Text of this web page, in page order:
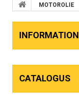
MOTOROLIE
INFORMATION
CATALOGUS